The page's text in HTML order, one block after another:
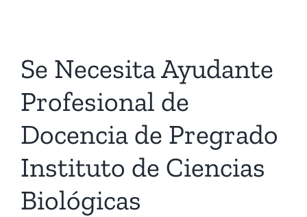
Se Necesita Ayudante
Profesional de
Docencia de Pregrado
Instituto de Ciencias
Biológicas